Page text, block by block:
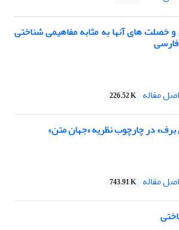
خصلت های آنها به مثابه مفاهیمی شناختی
اصل مقاله 226.52 K
برف» در چارچوب نظریه «جهان متن»
اصل مقاله 743.91 K